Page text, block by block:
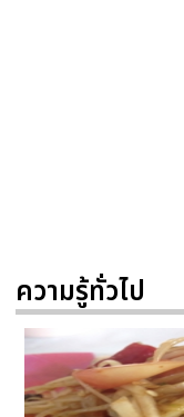
ความรู้ทั่วไป